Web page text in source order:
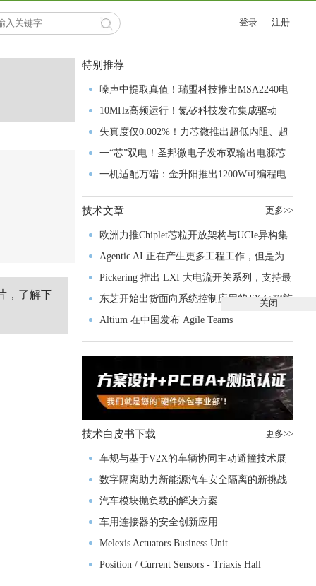
登录 注册
，了解下
特别推荐
噪声中提取真值！瑞盟科技推出MSA2240电
流检测芯片赋能多元高端测量场景
10MHz高频运行！氮矽科技发布集成驱动
GaN芯片，助力电源能效再攀新高
失真度仅0.002%！力芯微推出超低内阻、超
低失真4PST模拟开关
一“芯”双电！圣邦微电子发布双输出电源芯
片，简化AFE与音频设计
一机适配万端：金升阳推出1200W可编程电
源，赋能高端装备制造
技术文章 更多>>
欧洲力推Chiplet芯粒开放架构与UCIe异构集
成以加速其汽车产业生态智能化进程
Agentic AI 正在产生更多工程工作，但是为
什么系统开发进展并没有更快？
Pickering 推出 LXI 大电流开关系列，支持最
高 80A、300V 信号
东芝开始出货面向系统控制应用的TXZ+™族
入门级M4V组
Altium 在中国发布 Agile Teams
技术白皮书下载 更多>>
车规与基于V2X的车辆协同主动避撞技术展
望
数字隔离助力新能源汽车安全隔离的新挑战
汽车模块抛负载的解决方案
车用连接器的安全创新应用
Melexis Actuators Business Unit
Position / Current Sensors - Triaxis Hall
关闭